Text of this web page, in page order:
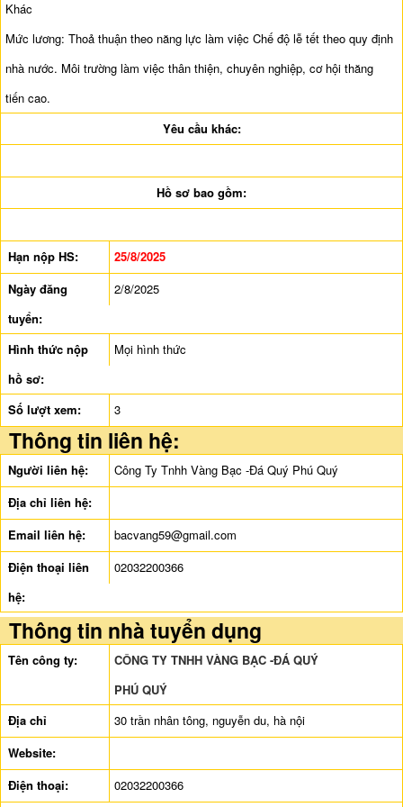
Khác
Mức lương: Thoả thuận theo năng lực làm việc Chế độ lễ tết theo quy định
nhà nước. Môi trường làm việc thân thiện, chuyên nghiệp, cơ hội thăng
tiến cao.
Yêu cầu khác:
Hồ sơ bao gồm:
Hạn nộp HS:
25/8/2025
Ngày đăng
tuyển:
2/8/2025
Hình thức nộp
hồ sơ:
Mọi hình thức
Số lượt xem: 3
Thông tin liên hệ:
Người liên hệ:
Công Ty Tnhh Vàng Bạc -Đá Quý Phú Quý
Địa chỉ liên hệ:
Email liên hệ:
bacvang59@gmail.com
Điện thoại liên
hệ:
02032200366
Thông tin nhà tuyển dụng
Tên công ty:
CÔNG TY TNHH VÀNG BẠC -ĐÁ QUÝ
PHÚ QUÝ
Địa chỉ
30 trần nhân tông, nguyễn du, hà nội
Website:
Điện thoại:
02032200366